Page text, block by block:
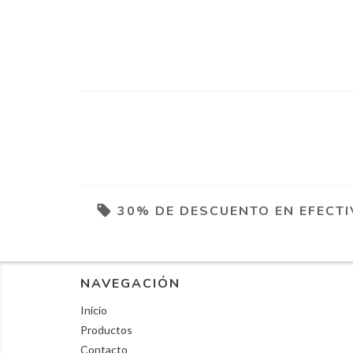
30% DE DESCUENTO EN
NAVEGACIÓN
Inicio
Productos
Contacto